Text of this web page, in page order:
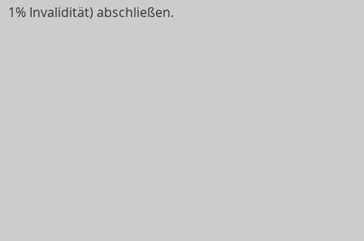
1% Invalidität) abschließen.